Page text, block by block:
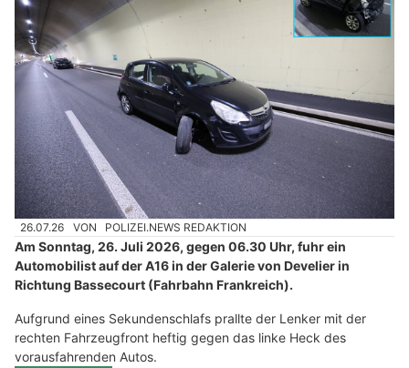
26.07.26 VON POLIZEI.NEWS REDAKTION
Am Sonntag, 26. Juli 2026, gegen 06.30 Uhr, fuhr ein
Automobilist auf der A16 in der Galerie von Develier in
Richtung Bassecourt (Fahrbahn Frankreich).
Aufgrund eines Sekundenschlafs prallte der Lenker mit der
rechten Fahrzeugfront heftig gegen das linke Heck des
vorausfahrenden Autos.